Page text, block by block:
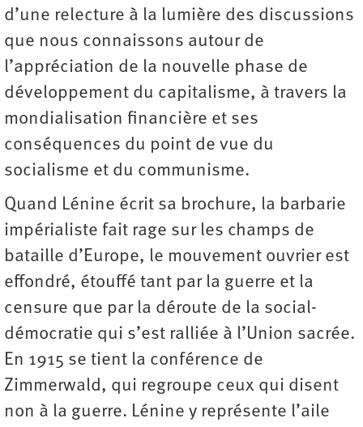
d’une relecture à la lumière des discussions
que nous connaissons autour de
l’appréciation de la nouvelle phase de
développement du capitalisme, à travers la
mondialisation financière et ses
conséquences du point de vue du
socialisme et du communisme.
Quand Lénine écrit sa brochure, la barbarie
impérialiste fait rage sur les champs de
bataille d’Europe, le mouvement ouvrier est
effondré, étouffé tant par la guerre et la
censure que par la déroute de la social-
démocratie qui s’est ralliée à l’Union sacrée.
En 1915 se tient la conférence de
Zimmerwald, qui regroupe ceux qui disent
non à la guerre. Lénine y représente l’aile